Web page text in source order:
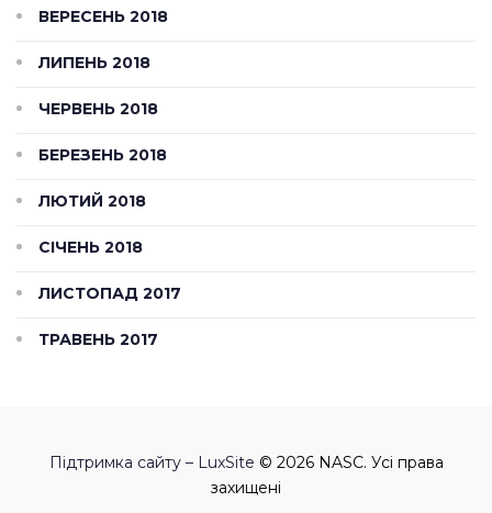
ВЕРЕСЕНЬ 2018
ЛИПЕНЬ 2018
ЧЕРВЕНЬ 2018
БЕРЕЗЕНЬ 2018
ЛЮТИЙ 2018
СІЧЕНЬ 2018
ЛИСТОПАД 2017
ТРАВЕНЬ 2017
Підтримка сайту – LuxSite © 2026 NASC. Усі права
захищені